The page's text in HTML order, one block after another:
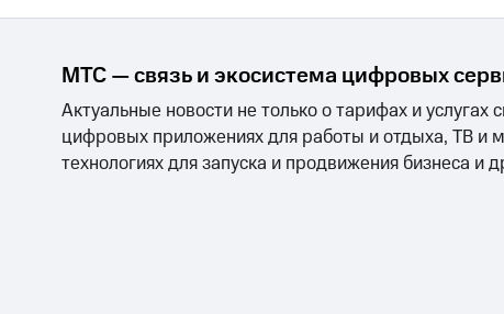
МТС — связь и экосистема цифровых
Актуальные новости не только о тарифах и услугах
цифровых приложениях для работы и отдыха, ТВ и
технологиях для запуска и продвижения бизнеса и